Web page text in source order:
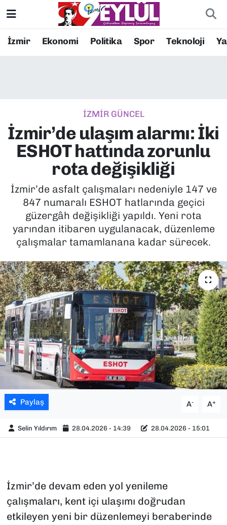
İzmir Ekonomi Politika Spor Teknoloji
İZMİR GÜNCEL
İzmir’de ulaşım alarmı: İki
ESHOT hattında zorunlu
rota değişikliği
İzmir’de asfalt çalışmaları nedeniyle 147 ve
847 numaralı ESHOT hatlarında geçici
güzergâh değişikliği yapıldı. Yeni rota
yarından itibaren uygulanacak, düzenleme
çalışmalar tamamlanana kadar sürecek.
Paylaş A- A+
Selin Yıldırım 28.04.2026 - 14:39 28.04.2026 - 15:01
İzmir’de devam eden yol yenileme
çalışmaları, kent içi ulaşımı doğrudan
etkileyen yeni bir düzenlemeyi beraberinde
Resmi İlanlar
EKONOMİ
KÜLTÜR SANAT
MAGAZİN
POLİTİKA
SAĞLIK
SPOR
TEKNOLOJİ
YAŞAM
YEREL YÖNETİMLER
Konak Nöbetçi Eczaneler
Süper Lig Puan Durumu ve Fikstür
Tüm Manşetler
Son Dakika Haberleri
Haber Arşivi